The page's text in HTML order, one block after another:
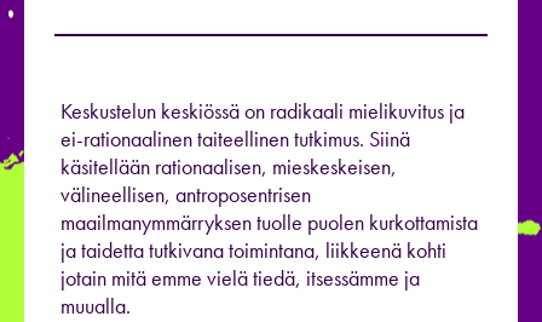
Keskustelun keskiössä on radikaali mielikuvitus ja
ei-rationaalinen taiteellinen tutkimus. Siinä
käsitellään rationaalisen, mieskeskeisen,
välineellisen, antroposentrisen
maailmanymmärryksen tuolle puolen kurkottamista
ja taidetta tutkivana toimintana, liikkeenä kohti
jotain mitä emme vielä tiedä, itsessämme ja
muualla.